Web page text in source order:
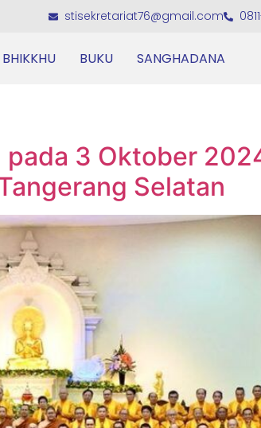
stisekretariat76@gmail.com
BHIKKHU BUKU SANGHADANA
pada 3 Oktober
Selatan